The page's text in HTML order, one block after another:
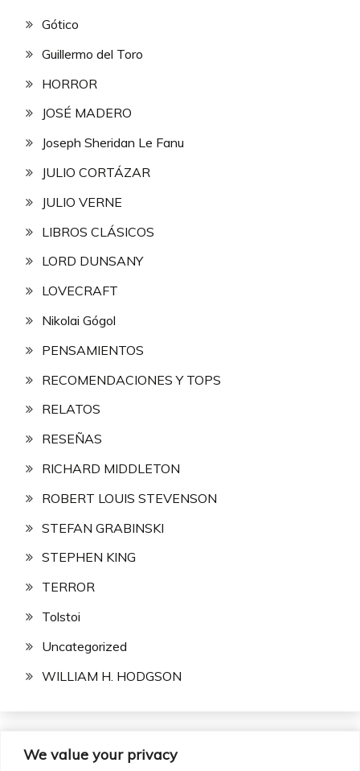
We value your privacy
Gótico
Guillermo del Toro
HORROR
JOSÉ MADERO
Joseph Sheridan Le Fanu
JULIO CORTÁZAR
JULIO VERNE
LIBROS CLÁSICOS
LORD DUNSANY
LOVECRAFT
Nikolai Gógol
PENSAMIENTOS
RECOMENDACIONES Y TOPS
RELATOS
RESEÑAS
RICHARD MIDDLETON
ROBERT LOUIS STEVENSON
STEFAN GRABINSKI
STEPHEN KING
TERROR
Tolstoi
Uncategorized
WILLIAM H. HODGSON
Buscar: